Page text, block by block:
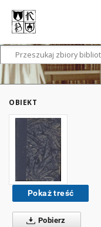
OBIEKT
Pokaż treść
Pobierz